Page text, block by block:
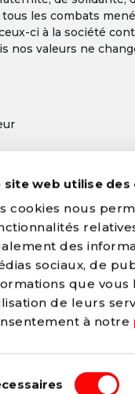
site web utilise des
cookies nous
des
sociaux, de
que
de leurs
à notre
les combats
ci à la société
nos valeurs ne
|Confidentialité
est membre du
declaration of